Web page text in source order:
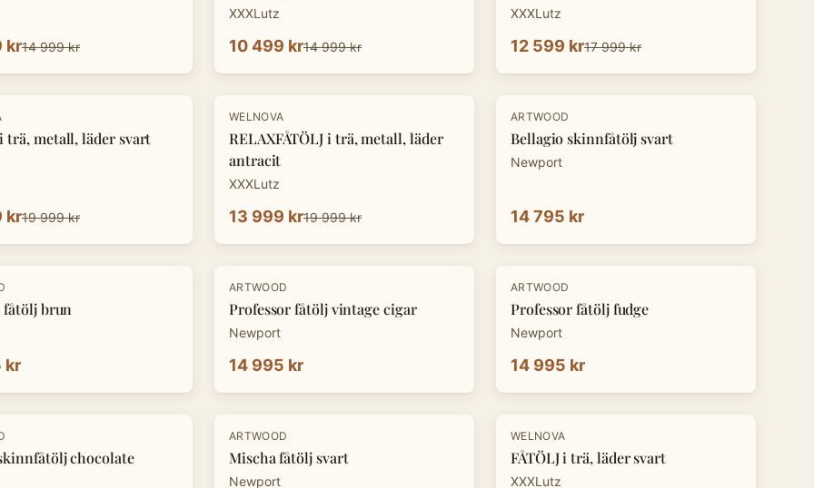
kr14 999 kr
XXXLutz
10 499 kr14 999 kr
XXXLutz
12 599 kr17 999 kr
i trä, metall, läder svart
kr19 999 kr
-30 %
WELNOVA
RELAXFÅTÖLJ i trä, metall, läder
antracit
XXXLutz
13 999 kr19 999 kr
ARTWOOD
Bellagio skinnfåtölj svart
Newport
14 795 kr
fåtölj brun
kr
ARTWOOD
Professor fåtölj vintage cigar
Newport
14 995 kr
ARTWOOD
Professor fåtölj fudge
Newport
14 995 kr
chocolate
ARTWOOD
Mischa fåtölj svart
Newport
-30 %
WELNOVA
FÅTÖLJ i trä, läder svart
XXXLutz